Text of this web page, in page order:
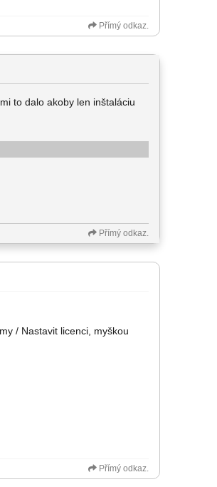
Přímý odkaz.
to dalo akoby len inštaláciu
Přímý odkaz.
/ Nastavit licenci, myškou
Přímý odkaz.